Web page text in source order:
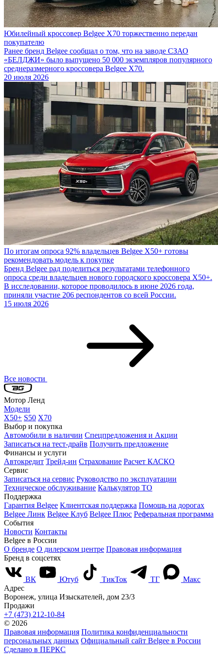
Юбилейный кроссовер Belgee X70 торжественно передан
покупателю
Ранее бренд Belgee сообщал о том, что на заводе СЗАО
«БЕЛДЖИ» было выпущено 50 000 экземпляров популярного
среднеразмерного кроссовера Belgee X70.
20 июля 2026
По итогам опроса 92% владельцев Belgee X50+ готовы
рекомендовать модель к покупке
Бренд Belgee рад поделиться результатами телефонного
опроса среди владельцев нового городского кроссовера X50+.
В исследовании, которое проводилось в июне 2026 года,
приняли участие 206 респондентов со всей России.
15 июля 2026
Все новости
Мотор Ленд
Модели
X50+ S50 X70
Выбор и покупка
Автомобили в наличии Спецпредложения и Акции
Записаться на тест-драйв Получить предложение
Финансы и услуги
Автокредит Трейд-ин Страхование Расчет КАСКО
Сервис
Записаться на сервис Руководство по эксплуатации
Техническое обслуживание Калькулятор ТО
Поддержка
Гарантия Belgee Клиентская поддержка Помощь на дорогах
Belgee Линк Belgee Клуб Belgee Плюс Реферальная программа
События
Новости Контакты
Belgee в России
О бренде О дилерском центре Правовая информация
Бренд в соцсетях
ВК Ютуб ТикТок ТГ
Макс
Адрес
Воронеж, улица Изыскателей, дом 23/3
Продажи
+7 (473) 212-10-84
© 2026
Правовая информация Политика конфиденциальности
персональных данных Официальный сайт Belgee в России
Сделано в ПЕРКС